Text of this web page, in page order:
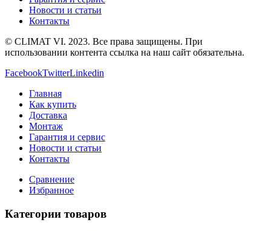
Новости и статьи
Контакты
© CLIMAT VI. 2023. Все права защищены. При
использовании контента ссылка на наш сайт обязательна.
FacebookTwitterLinkedin
Главная
Как купить
Доставка
Монтаж
Гарантия и сервис
Новости и статьи
Контакты
Сравнение
Избранное
Категории товаров